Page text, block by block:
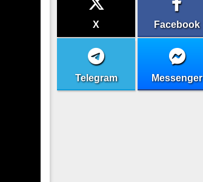
X Facebook
Telegram Messenger